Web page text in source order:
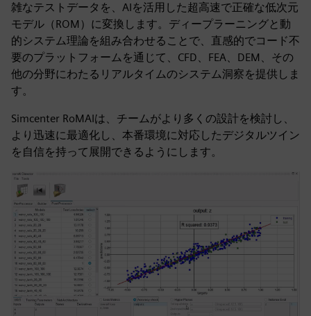
雑なテストデータを、AIを活用した超高速で正確な低次元
モデル（ROM）に変換します。ディープラーニングと動
的システム理論を組み合わせることで、直感的でコード不
要のプラットフォームを通じて、CFD、FEA、DEM、その
他の分野にわたるリアルタイムのシステム洞察を提供しま
す。
Simcenter RoMAIは、チームがより多くの設計を検討し、
より迅速に最適化し、本番環境に対応したデジタルツイン
を自信を持って展開できるようにします。